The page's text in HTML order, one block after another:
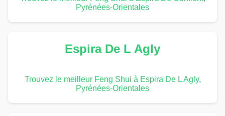
Pyrénées-Orientales
Espira De L Agly
Trouvez le meilleur Feng Shui à Espira De L Agly,
Pyrénées-Orientales